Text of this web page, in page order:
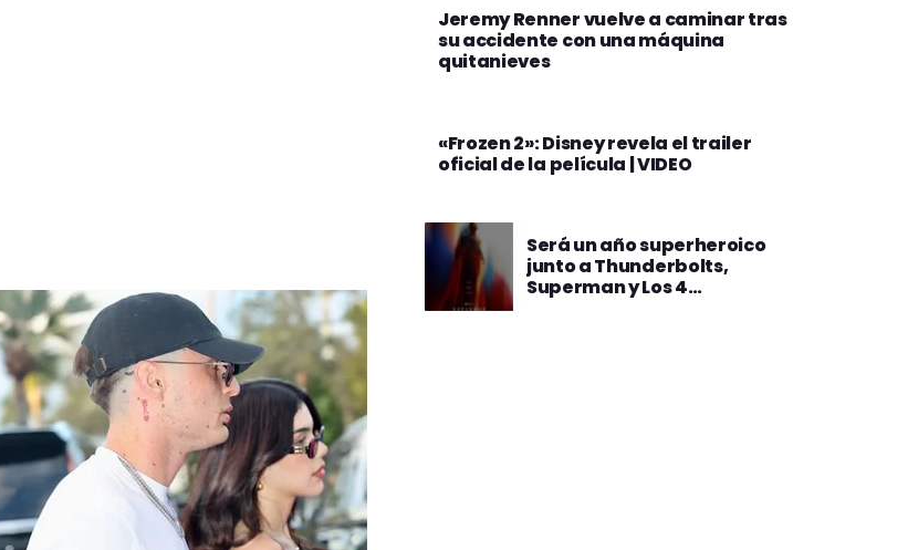
Jeremy Renner vuelve a caminar tras
su accidente con una máquina
quitanieves
«Frozen 2»: Disney revela el trailer
oficial de la película | VIDEO
Será un año superheroico
junto a Thunderbolts,
Superman y Los 4